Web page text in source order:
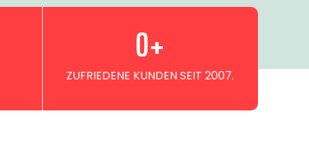
ZUFRIEDENE KUNDEN SEIT 2007.
0+